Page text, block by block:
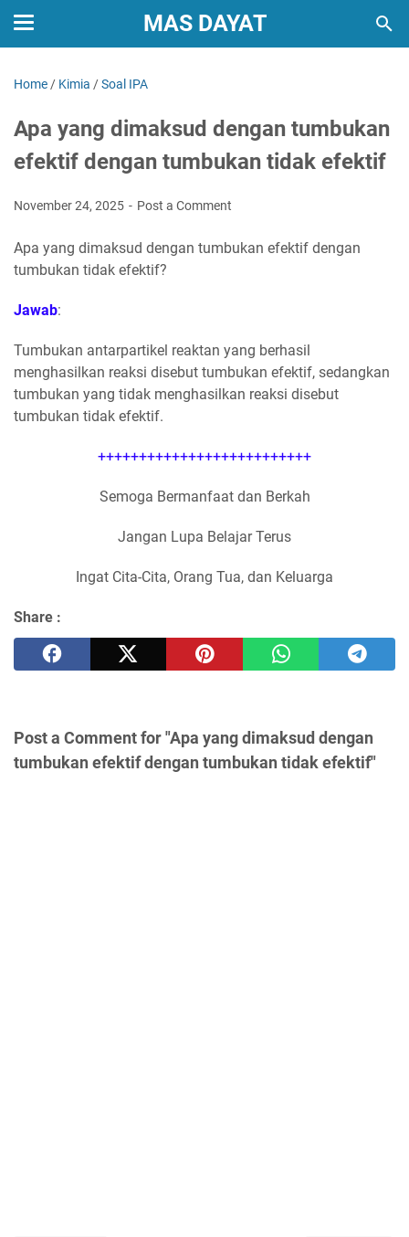
MAS DAYAT
Home / Kimia /Soal IPA
Apa yang dimaksud dengan tumbukan
efektif dengan tumbukan tidak efektif
November 24, 2025 Post a Comment
Apa yang dimaksud dengan tumbukan efektif dengan
tumbukan tidak efektif?
Jawab:
Tumbukan antarpartikel reaktan yang berhasil
menghasilkan reaksi disebut tumbukan efektif, sedangkan
tumbukan yang tidak menghasilkan reaksi disebut
tumbukan tidak efektif.
++++++++++++++++++++++++++
Semoga Bermanfaat dan Berkah
Jangan Lupa Belajar Terus
Ingat Cita-Cita, Orang Tua, dan Keluarga
Share :
Post a Comment for "Apa yang dimaksud dengan
tumbukan efektif dengan tumbukan tidak efektif"